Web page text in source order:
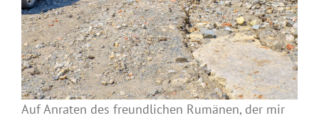
Auf Anraten des freundlichen Rumänen, der mir